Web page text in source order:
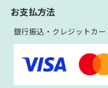
お支払方法
銀行振込・クレジットカー